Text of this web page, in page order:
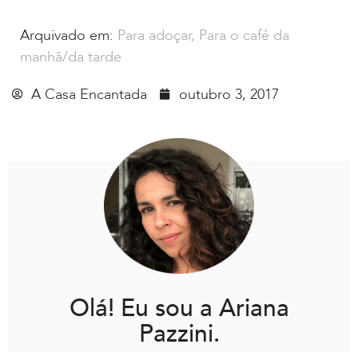
Arquivado em: Para adoçar, Para o café da
manhã/da tarde
A Casa Encantada
outubro 3, 2017
Olá! Eu sou a Ariana
Pazzini.